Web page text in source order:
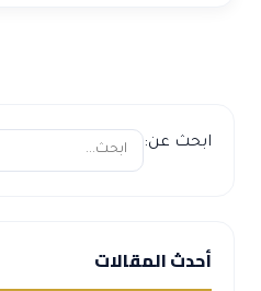
ابحث عن:
أحدث المقالات